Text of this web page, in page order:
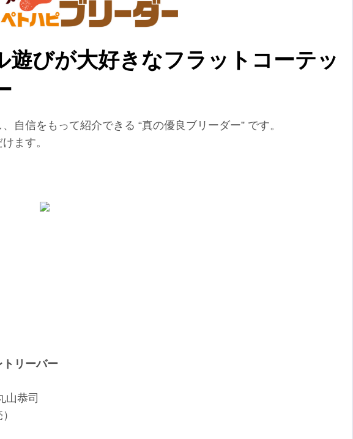
遊びが大好きなフラットコーテッ
自信をもって紹介できる “真の優良ブリーダー” です。
ます。
トリーバー
山恭司